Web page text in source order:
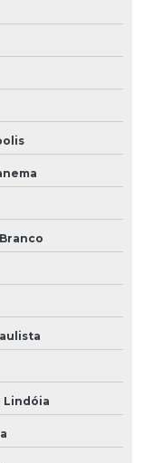
Lindóia